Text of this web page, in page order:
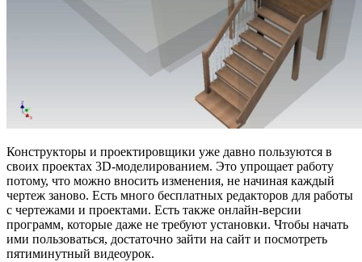
Конструкторы и проектировщики уже давно пользуются в
своих проектах 3D-моделированием. Это упрощает работу
потому, что можно вносить изменения, не начиная каждый
чертеж заново. Есть много бесплатных редакторов для работы
с чертежами и проектами. Есть также онлайн-версии
программ, которые даже не требуют установки. Чтобы начать
ими пользоваться, достаточно зайти на сайт и посмотреть
пятиминутный видеоурок.